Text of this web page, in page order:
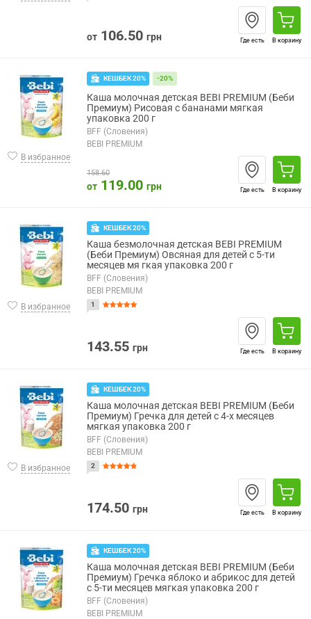
от 106.50 грн Где есть В корзину
В избранное
КЕШБЕК 20% -20%
Каша молочная детская BEBI PREMIUM (Беби
Премиум) Рисовая с бананами мягкая
упаковка 200 г
BFF (Словения)
BEBI PREMIUM
158.60
от 119.00 грн Где есть В корзину
В избранное
КЕШБЕК 20%
Каша безмолочная детская BEBI PREMIUM
(Беби Премиум) Овсяная для детей с 5-ти
месяцев мя гкая упаковка 200 г
BFF (Словения)
BEBI PREMIUM
1
143.55 грн Где есть В корзину
В избранное
КЕШБЕК 20%
Каша молочная детская BEBI PREMIUM (Беби
Премиум) Гречка для детей с 4-х месяцев
мягкая упаковка 200 г
BFF (Словения)
BEBI PREMIUM
2
174.50 грн Где есть В корзину
КЕШБЕК 20%
Каша молочная детская BEBI PREMIUM (Беби
Премиум) Гречка яблоко и абрикос для детей
с 5-ти месяцев мягкая упаковка 200 г
BFF (Словения)
BEBI PREMIUM